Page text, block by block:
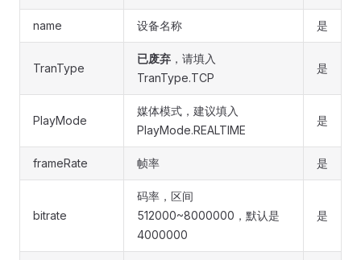
name 设备名称 是
TranType
已废弃 ，请填入
TranType.TCP
是
PlayMode
媒体模式，建议填入
PlayMode.REALTIME
是
frameRate 帧率 是
bitrate
码率，区间
512000~8000000，默认是
4000000
是